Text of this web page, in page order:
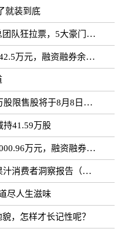
就装到底
，5大豪门带花果山打服战
融资融券余额5198.17万元
8日解禁上市，占总股本1.33%
持41.59万股
元，融资融券余额4.87亿元
者洞察报告（附下载）
尽人生滋味
，怎样才长记性呢？